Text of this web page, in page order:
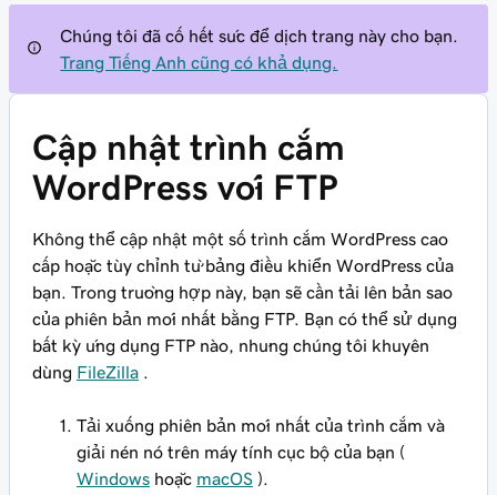
Chúng tôi đã cố hết sức để dịch trang này cho bạn.
Trang Tiếng Anh cũng có khả dụng.
Cập nhật trình cắm
WordPress với FTP
Không thể cập nhật một số trình cắm WordPress cao
cấp hoặc tùy chỉnh từ bảng điều khiển WordPress của
bạn. Trong trường hợp này, bạn sẽ cần tải lên bản sao
của phiên bản mới nhất bằng FTP. Bạn có thể sử dụng
bất kỳ ứng dụng FTP nào, nhưng chúng tôi khuyên
dùng FileZilla
Tải xuống phiên bản mới nhất của trình cắm và
giải nén nó trên máy tính cục bộ của bạn (
Windows hoặc macOS ).